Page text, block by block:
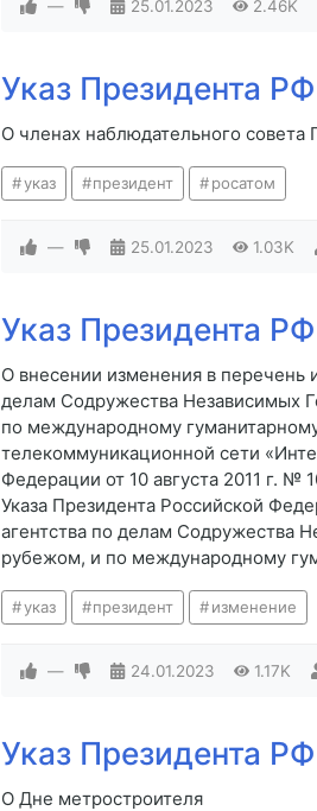
— 25.01.2023 2.46K
Указ Президента
О членах наблюдательного совета
указ президент росатом
— 25.01.2023 1.03K
Указ Президента
О внесении изменения в перечень
делам Содружества Независимых
по международному
телекоммуникационной сети
Федерации от 10 августа 2011 г. №
Указа Президента Российской
агентства по делам Содружества
рубежом, и по международному
указ президент изменение
— 24.01.2023 1.17K
Указ Президента
О Дне метростроителя